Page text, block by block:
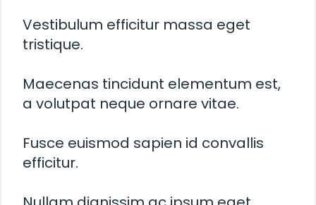
Vestibulum efficitur massa eget
tristique.
Maecenas tincidunt elementum est,
a volutpat neque ornare vitae.
Fusce euismod sapien id convallis
efficitur.